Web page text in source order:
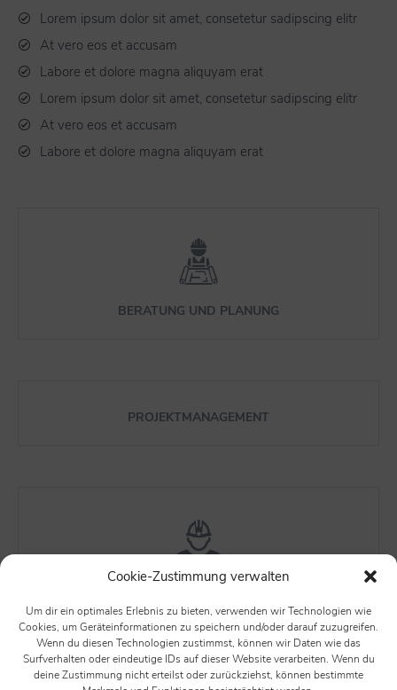
Cookie-Zustimmung verwalten
Um dir ein optimales Erlebnis zu bieten, verwenden wir Technologien wie
Cookies, um Geräteinformationen zu speichern und/oder darauf zuzugreifen.
Wenn du diesen Technologien zustimmst, können wir Daten wie das
Surfverhalten oder eindeutige IDs auf dieser Website verarbeiten. Wenn du
deine Zustimmung nicht erteilst oder zurückziehst, können bestimmte
Lorem ipsum dolor sit amet, consetetur sadipscing elitr
At vero eos et accusam
Labore et dolore magna aliquyam erat
Lorem ipsum dolor sit amet, consetetur sadipscing elitr
At vero eos et accusam
Labore et dolore magna aliquyam erat
BERATUNG UND PLANUNG
PROJEKTMANAGEMENT
MALERARBEITEN DACHBODENAUSBAU